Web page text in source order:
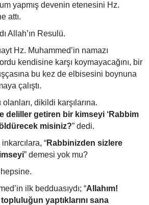
yapmış devenin etenesini Hz.
attı.
Allah’ın Resulü.
Hz. Muhammed’in namazı
kendisine karşı koymayacağını, bir
bu kez de elbisesini boynuna
çalıştı.
olanları, dikildi karşılarına.
deliller getiren bir kimseyi ‘Rabbim
misiniz?” dedi.
“Rabbinizden sizlere
” demesi yok mu?
ilk bedduasıydı; “Allahım!
yaptıklarını sana